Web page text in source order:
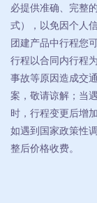
必提供准确、完整
式），以免因个人
团建产品中行程您
行程以合同内行程
事故等原因造成交
案，敬请谅解；当
时，行程变更后增
如遇到国家政策性
整后价格收费。